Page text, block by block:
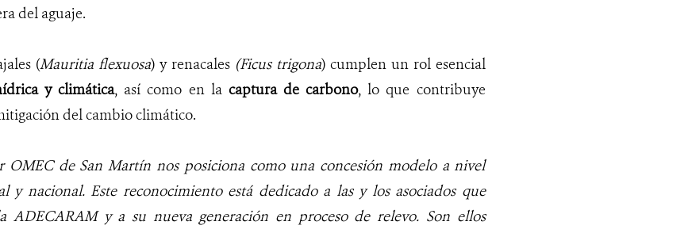
del aguaje.
(Mauritia flexuosa) y renacales (Ficus trigona) cumplen un rol esencial
y climática, así como en la captura de carbono, lo que contribuye
del cambio climático.
OMEC de San Martín nos posiciona como una concesión modelo a nivel
y nacional. Este reconocimiento está dedicado a las y los asociados que
ADECARAM y a su nueva generación en proceso de relevo. Son ellos